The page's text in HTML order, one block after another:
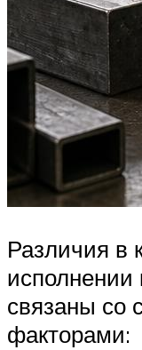
Различия в
исполнении
связаны со
факторами: